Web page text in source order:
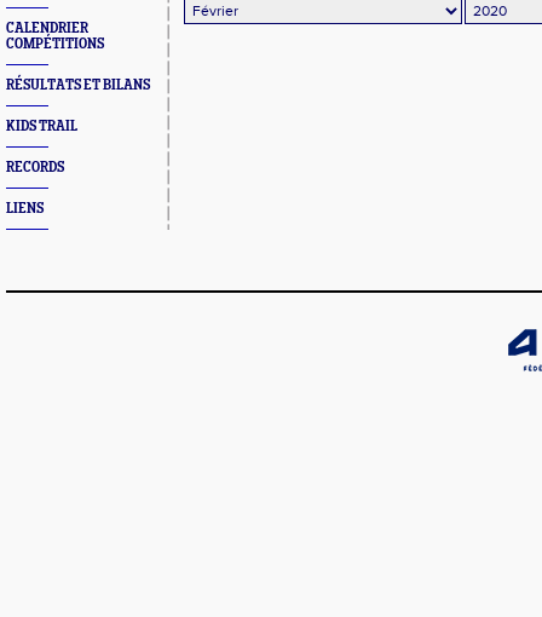
CALENDRIER
COMPÉTITIONS
RÉSULTATS ET BILANS
KIDS TRAIL
RECORDS
LIENS